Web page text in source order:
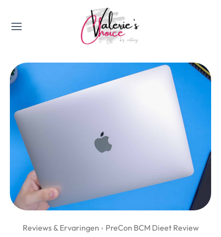
Valerie's Topics
Travel & Culture
Food & Drinks
Happyness & Opmerkelijk
Top 5 van Valerie
Health & Beauty
Nieuws & Media
Over Valerie
Reviews & Ervaringen PreCon BCM Dieet Review